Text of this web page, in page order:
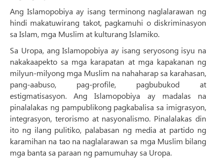
Ang Islamopobiya ay isang terminong naglalarawan ng
hindi makatuwirang takot, pagkamuhi o diskriminasyon
sa Islam, mga Muslim at kulturang Islamiko.
Sa Uropa, ang Islamopobiya ay isang seryosong isyu na
nakakaapekto sa mga karapatan at mga kapakanan ng
milyun-milyong mga Muslim na nahaharap sa karahasan,
pang-aabuso, pag-profile, pagbubukod at
estigmatisasyon. Ang Islamopobiya ay madalas na
pinalalakas ng pampublikong pagkabalisa sa imigrasyon,
integrasyon, terorismo at nasyonalismo. Pinalalakas din
ito ng ilang pulitiko, palabasan ng media at partido ng
karamihan na tao na naglalarawan sa mga Muslim bilang
mga banta sa paraan ng pamumuhay sa Uropa.